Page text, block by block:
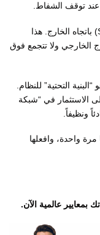
عند توقف الشفاط.
نركب الدكت بميل خفيف جداً (Slope) باتجاه الخارج. هذا
الخارجي ولا تتجمع فوق
التحتية” للنظام.
الاستثمار في “شبكة
ونظيفاً.
مرة واحدة، وافعلها
بمعايير عالمية الآن.